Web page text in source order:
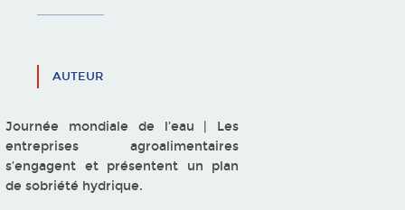
AUTEUR
Journée mondiale de l’eau | Les
entreprises agroalimentaires
s’engagent et présentent un plan
de sobriété hydrique.